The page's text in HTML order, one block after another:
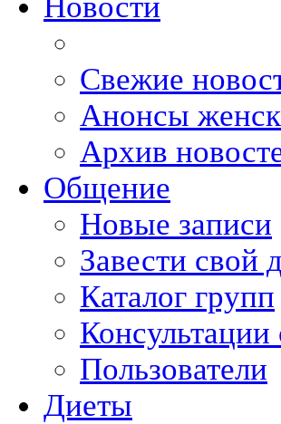
Свежие
Анонсы
Архив
Общение
Новые записи
Завести свой
Каталог групп
Консультации
Пользователи
Диеты